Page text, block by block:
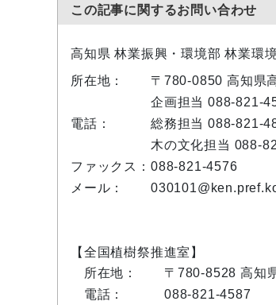
この記事に関するお問い合わせ
高知県 林業振興・環境部 林業環
所在地：
〒780-0850 高知県
電話：
企画担当 088-821-
総務担当 088-821-
木の文化担当 088-
ファックス： 088-821-4576
メール：
【全国植樹祭推進室】
所在地：
〒780-8528 高知
電話：
088-821-4587